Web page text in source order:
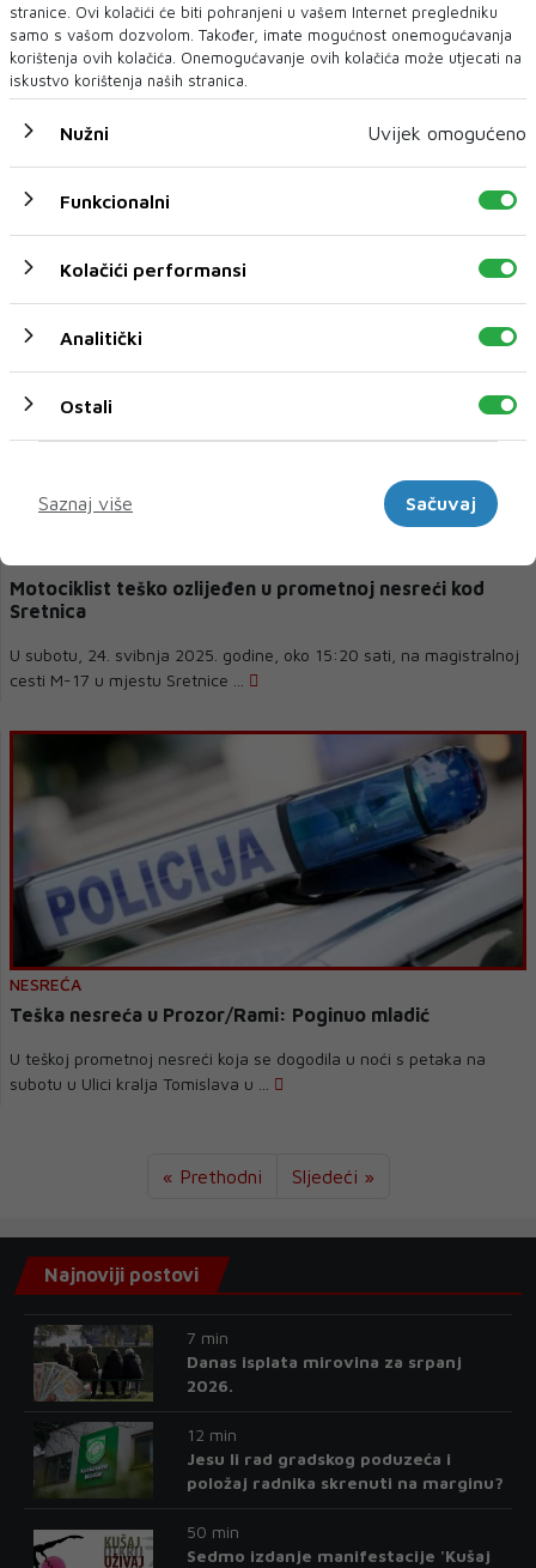
Motociklist teško ozlijeđen u prometnoj nesreći kod
Sretnica
U subotu, 24. svibnja 2025. godine, oko 15:20 sati, na magistralnoj
cesti M-17 u mjestu Sretnice ...
NESREĆA
Teška nesreća u Prozor/Rami: Poginuo mladić
U teškoj prometnoj nesreći koja se dogodila u noći s petaka na
subotu u Ulici kralja Tomislava u ...
« Prethodni Sljedeći »
stranice. Ovi kolačići će biti pohranjeni u vašem Internet pregledniku
samo s vašom dozvolom. Također, imate mogućnost onemogućavanja
korištenja ovih kolačića. Onemogućavanje ovih kolačića može utjecati na
iskustvo korištenja naših stranica.
Nužni Uvijek omogućeno
Funkcionalni
Kolačići performansi
Analitički
Ostali
Saznaj više
Sačuvaj
Najnoviji postovi
7 min
Danas isplata mirovina za srpanj
2026.
12 min
Jesu li rad gradskog poduzeća i
položaj radnika skrenuti na marginu?
50 min
Sedmo izdanje manifestacije 'Kušaj